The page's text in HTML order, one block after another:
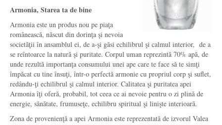
Armonia, Starea ta de bine
Armonia este un produs nou pe piaţa
românească, născut din dorinţa şi nevoia
societăţii în ansamblul ei, de a-şi găsi echilibrul şi calmul interior, de a
se reîntoarce la natură şi puritate. Corpul uman reprezintă 70% apă, de
unde rezultă importanţa consumului unei ape care te face să te simţi
împăcat cu tine însuţi, într-o perfectă armonie cu propriul corp şi suflet,
redându-ţi echilibrul şi calmul interior. Calitatea şi puritatea apei
Armonia îţi oferă, probabil, tot ceea ce ai nevoie pentru o zi plină de
energie, sănătate, frumuseţe, echilibru spiritual şi linişte interioară.
Zona de provenienţă a apei Armonia este reprezentată de izvorul Valea